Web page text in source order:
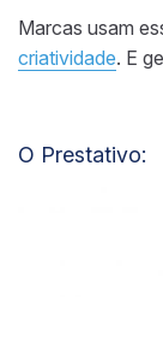
Marcas usam
criatividade. E
O Prestativo: